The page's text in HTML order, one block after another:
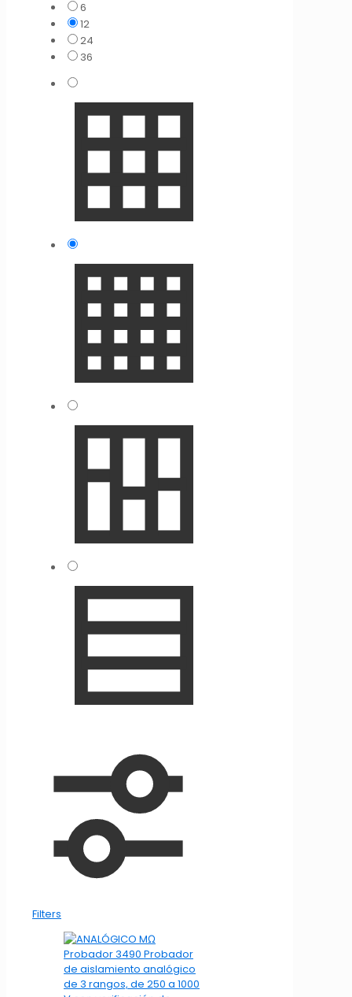
6
12
24
36
Filters